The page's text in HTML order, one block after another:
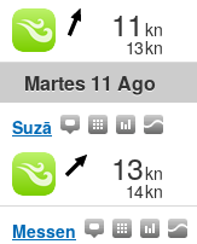
11 kn
13kn
Martes 11 Ago
Suzā
13kn
14kn
Messen